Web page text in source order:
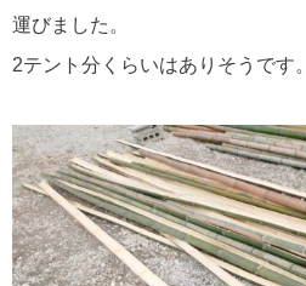
運びました。
2テント分くらいはありそうです。